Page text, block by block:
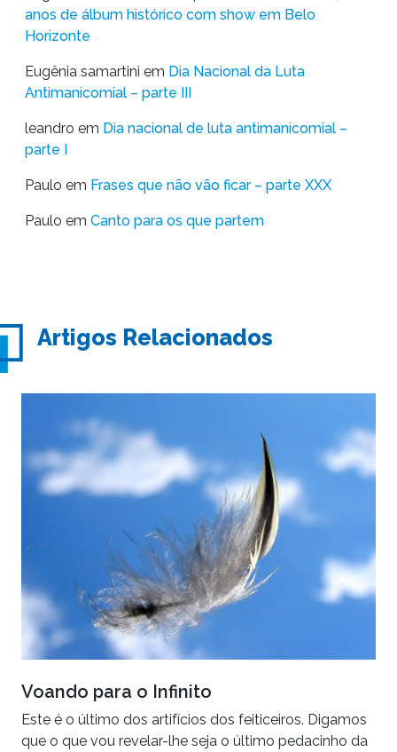
anos de álbum histórico com show em Belo
Horizonte
Eugênia samartini em Dia Nacional da Luta
Antimanicomial – parte III
leandro em Dia nacional de luta antimanicomial –
parte I
Paulo em Frases que não vão ficar – parte XXX
Paulo em Canto para os que partem
Artigos Relacionados
Voando para o Infinito
Este é o último dos artifícios dos feiticeiros. Digamos
que o que vou revelar-lhe seja o último pedacinho da